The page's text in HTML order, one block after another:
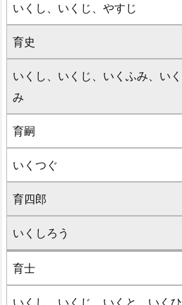
いくし、いくじ、やすじ
育史
いくし、いくじ、いくふみ、い
み
育嗣
いくつぐ
育四郎
いくしろう
育士